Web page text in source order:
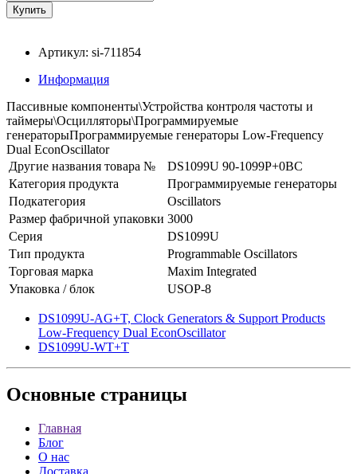
Артикул: si-711854
Информация
Пассивные компоненты\Устройства контроля частоты и
таймеры\Осцилляторы\Программируемые
генераторыПрограммируемые генераторы Low-Frequency
Dual EconOscillator
Другие названия товара №
DS1099U 90-1099P+0BC
Категория продукта
Программируемые генераторы
Подкатегория
Oscillators
Размер фабричной упаковки 3000
Серия
DS1099U
Тип продукта
Programmable Oscillators
Торговая марка
Maxim Integrated
Упаковка / блок
USOP-8
DS1099U-AG+T, Clock Generators & Support Products
Low-Frequency Dual EconOscillator
DS1099U-WT+T
Основные страницы
Главная
Блог
О нас